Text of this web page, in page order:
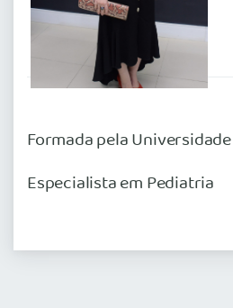
Formada pela
Especialista em Pediatria